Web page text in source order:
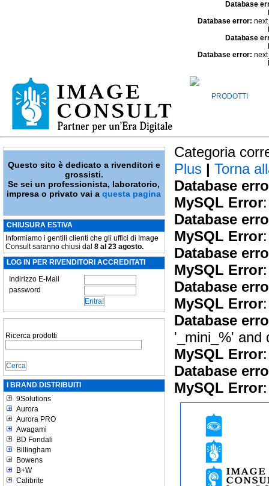
Database
Database error:
Database
Database error:
PRODOTTI
Questo sito è dedicato a rivenditori e
grossisti.
Se sei un professionista, laboratorio,
impresa o privato vai aquesta pagina
CHIUSURA ESTIVA
Informiamo i gentili clienti che gli uffici di Image
Consult saranno chiusi dal 8 al 23 agosto.
LOG IN PER RIVENDITORI ACCREDITATI
Indirizzo E-Mail
password
Ricerca prodotti
I BRAND DISTRIBUITI
9Solutions
Aurora
Aurora PRO
Awagami
BD Fondali
Billingham
Bowens
B+W
Calibrite
Categoria
Plus | Torna
Database
MySQL Error
Database
MySQL Error
Database
MySQL Error
Database
MySQL Error
Database
'_mini_%' and
MySQL Error
Database
MySQL Error